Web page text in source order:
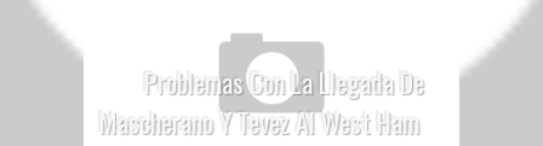
Problemas Con La Llegada De
Mascherano Y Tevez Al West Ham